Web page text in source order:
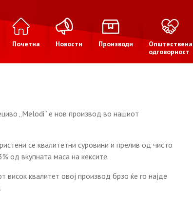
Почетна Новости Производи
Општествена
одговорност
„Melodi“ е нов производ во нашиот
се квалитетни суровини и прелив од чисто
од вкупната маса на кексите.
висок квалитет овој производ брзо ќe го најде